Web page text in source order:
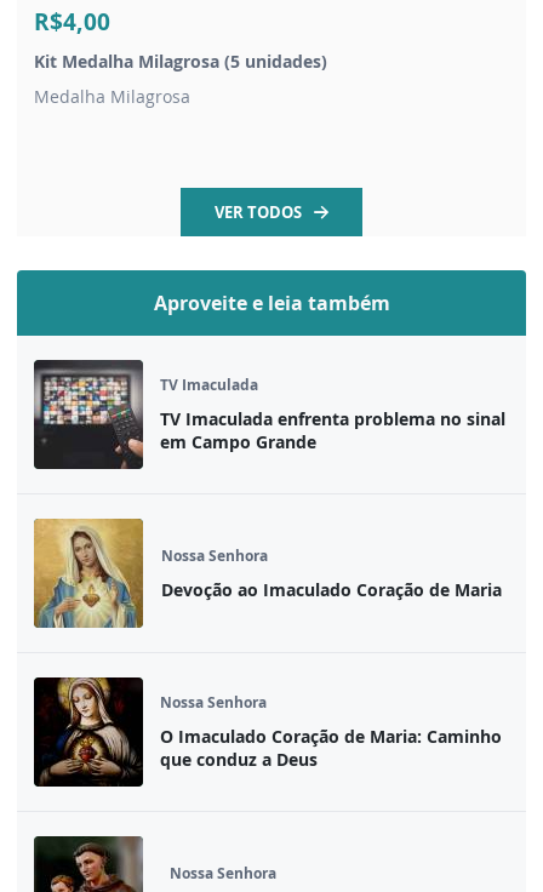
R$4,00
Kit Medalha Milagrosa (5 unidades)
Medalha Milagrosa
VER TODOS
Aproveite e leia também
TV Imaculada
TV Imaculada enfrenta problema no sinal
em Campo Grande
Nossa Senhora
Devoção ao Imaculado Coração de Maria
Nossa Senhora
O Imaculado Coração de Maria: Caminho
que conduz a Deus
Nossa Senhora